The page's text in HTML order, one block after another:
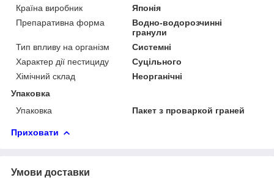
Країна виробник
Японія
Препаративна форма
Водно-водорозчинні
гранули
Тип впливу на організм
Системні
Характер дії пестициду
Суцільного
Хімічний склад
Неорганічні
Упаковка
Упаковка
Пакет з проваркой граней
Приховати
Умови доставки